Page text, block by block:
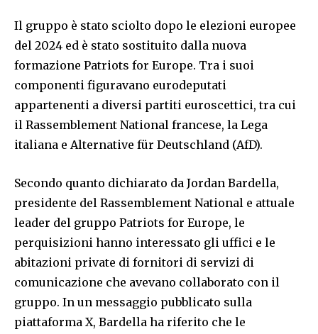
Il gruppo è stato sciolto dopo le elezioni europee
del 2024 ed è stato sostituito dalla nuova
formazione Patriots for Europe. Tra i suoi
componenti figuravano eurodeputati
appartenenti a diversi partiti euroscettici, tra cui
il Rassemblement National francese, la Lega
italiana e Alternative für Deutschland (AfD).
Secondo quanto dichiarato da Jordan Bardella,
presidente del Rassemblement National e attuale
leader del gruppo Patriots for Europe, le
perquisizioni hanno interessato gli uffici e le
abitazioni private di fornitori di servizi di
comunicazione che avevano collaborato con il
gruppo. In un messaggio pubblicato sulla
piattaforma X, Bardella ha riferito che le